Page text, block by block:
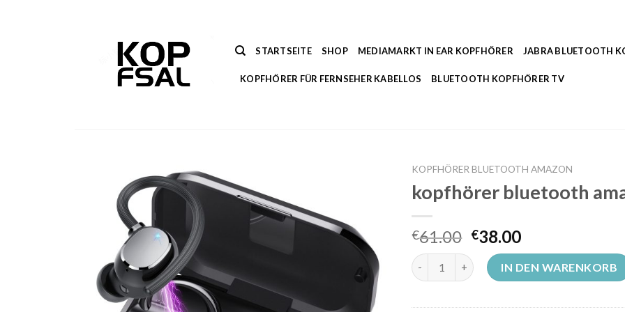
STARTSEITE SHOP MEDIAMARKT IN EAR KOPFHÖRER JABRA BLUETOOTH
KOPFHÖRER FÜR FERNSEHER KABELLOS BLUETOOTH KOPFHÖRER TV
KOPFHÖRER BLUETOOTH AMAZON
kopfhörer bluetooth
€61.00 €38.00
kopfhörer bluetooth amazon Menge
IN DEN WARENKORB